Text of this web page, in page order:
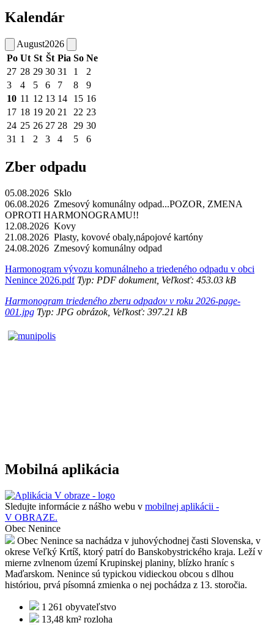
Kalendár
August2026
Po Ut St Št Pia So Ne
27 28 29 30 31 1
2
3
4 5 6 7 8
9
10 11 12 13 14 15 16
17 18 19 20 21 22 23
24 25 26 27 28 29 30
31 1 2 3 4 5 6
Zber odpadu
05.08.2026 Sklo
06.08.2026 Zmesový komunálny odpad...POZOR, ZMENA
OPROTI HARMONOGRAMU!!
12.08.2026 Kovy
21.08.2026 Plasty, kovové obaly,nápojové kartóny
24.08.2026 Zmesový komunálny odpad
Harmonogram vývozu komunálneho a triedeného odpadu v obci
Nenince 2026.pdfTyp: PDF dokument, Veľkosť: 453.03 kB
Harmonogram triedeného zberu odpadov v roku 2026-page-
001.jpg Typ: JPG obrázok, Veľkosť: 397.21 kB
Mobilná aplikácia
Sledujte informácie z nášho webu v mobilnej aplikácii -
V OBRAZE.
Obec Nenince
Obec Nenince sa nachádza v juhovýchodnej časti Slovenska, v
okrese Veľký Krtíš, ktorý patrí do Banskobystrického kraja. Leží v
mierne zvlnenom území Krupinskej planiny, blízko hraníc s
Maďarskom. Nenince sú typickou vidieckou obcou s dlhou
históriou, prvá písomná zmienka o nej pochádza z 13. storočia.
1 261 obyvateľstvo
13,48 km² rozloha